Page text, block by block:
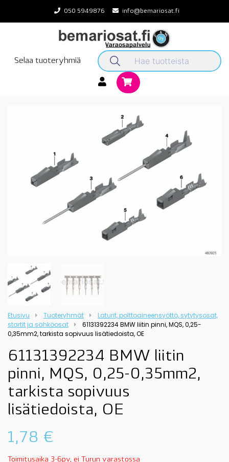
content
050 5949876 info@bemariosat.fi
Selaa tuoteryhmiä
Etusivu Tuoteryhmät
Laturit, polttoaineensyöttö, sytytysosat,
startit ja sähköosat
61131392234 BMW liitin pinni, MQS, 0,25-
0,35mm2, tarkista sopivuus lisätiedoista, OE
61131392234 BMW liitin
pinni, MQS, 0,25-0,35mm2,
tarkista sopivuus
lisätiedoista, OE
1,78 €
Toimitusaika 3-6pv, ei Turun varastossa